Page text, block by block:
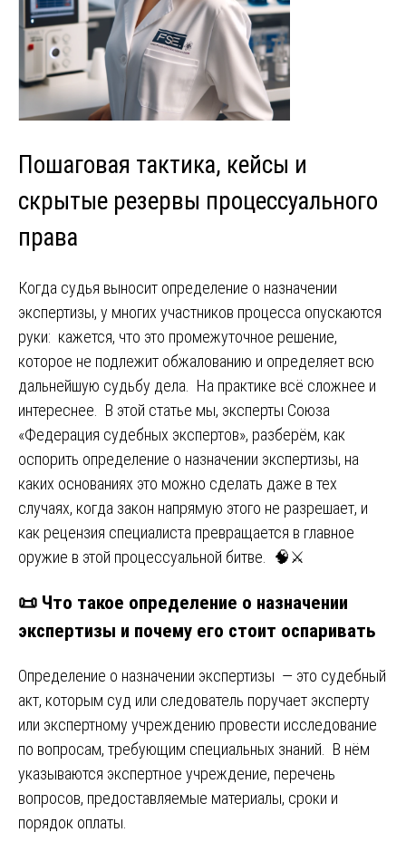
Пошаговая тактика, кейсы и
скрытые резервы процессуального
права
Когда судья выносит определение о назначении
экспертизы, у многих участников процесса опускаются
руки: кажется, что это промежуточное решение,
которое не подлежит обжалованию и определяет всю
дальнейшую судьбу дела. На практике всё сложнее и
интереснее. В этой статье мы, эксперты Союза
«Федерация судебных экспертов», разберём, как
оспорить определение о назначении экспертизы, на
каких основаниях это можно сделать даже в тех
случаях, когда закон напрямую этого не разрешает, и
как рецензия специалиста превращается в главное
оружие в этой процессуальной битве. 🧠⚔️
📜 Что такое определение о назначении
экспертизы и почему его стоит оспаривать
Определение о назначении экспертизы — это судебный
акт, которым суд или следователь поручает эксперту
или экспертному учреждению провести исследование
по вопросам, требующим специальных знаний. В нём
указываются экспертное учреждение, перечень
вопросов, предоставляемые материалы, сроки и
порядок оплаты.